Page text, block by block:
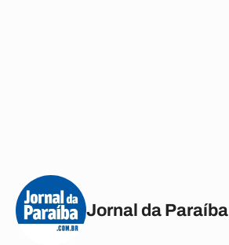
Jornal da Paraíba